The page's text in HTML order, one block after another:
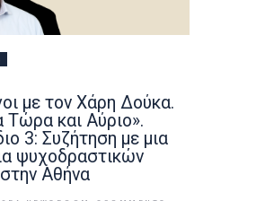
με τον Χάρη Δούκα.
Τώρα και Αύριο».
3: Συζήτηση με μια
ψυχοδραστικών
Αθήνα